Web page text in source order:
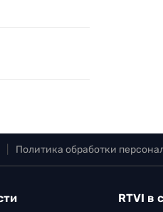
Политика обработки
RTVI в